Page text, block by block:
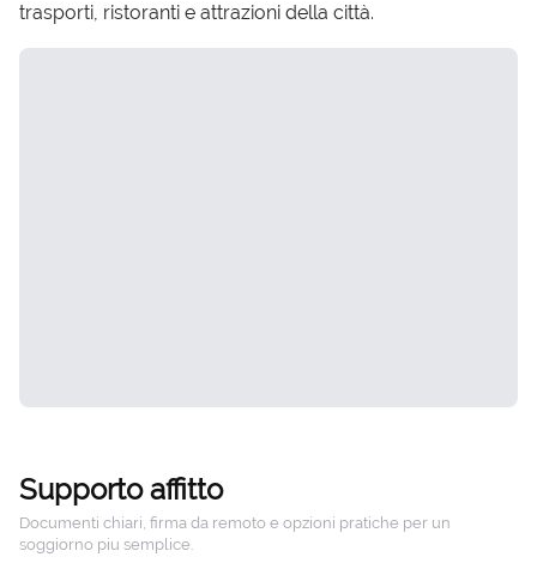
trasporti, ristoranti e attrazioni della città.
Supporto affitto
Documenti chiari, firma da remoto e opzioni pratiche per un
soggiorno piu semplice.